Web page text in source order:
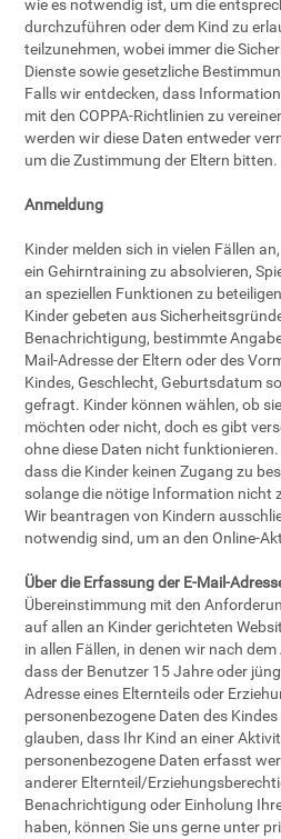
wie es notwendig ist, um die
durchzuführen oder dem Kind zu
teilzunehmen, wobei immer die
Dienste sowie gesetzliche
Falls wir entdecken, dass
mit den COPPA-Richtlinien zu
werden wir diese Daten entweder
um die Zustimmung der Eltern bitten.
Anmeldung
Kinder melden sich in vielen Fällen
ein Gehirntraining zu absolvieren,
an speziellen Funktionen zu
Kinder gebeten aus
Benachrichtigung, bestimmte
Mail-Adresse der Eltern oder des
Kindes, Geschlecht, Geburtsdatum
gefragt. Kinder können wählen, ob
möchten oder nicht, doch es gibt
ohne diese Daten nicht
dass die Kinder keinen Zugang zu
solange die nötige Information nicht
Wir beantragen von Kindern
notwendig sind, um an den Online-
Über die Erfassung der E-Mail-
Übereinstimmung mit den
auf allen an Kinder gerichteten
in allen Fällen, in denen wir nach
dass der Benutzer 15 Jahre oder
Adresse eines Elternteils oder
personenbezogene Daten des
glauben, dass Ihr Kind an einer
personenbezogene Daten erfasst
anderer Elternteil/
Benachrichtigung oder Einholung
haben, können Sie uns gerne unter